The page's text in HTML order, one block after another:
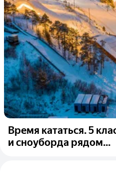
Время кататься. 5
и сноуборда рядом...